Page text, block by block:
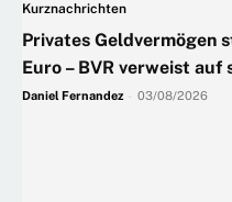
Kurznachrichten
Privates Geldvermögen
Euro – BVR verweist auf
Daniel Fernandez 03/08/2026